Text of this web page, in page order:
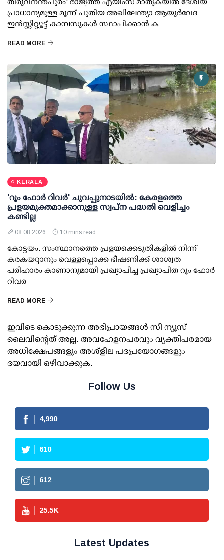
പ്രാധാന്യമുള്ള മൂന്ന് പുതിയ അഖിലേന്ത്യാ ആയുര്‍വേദ
ഇന്‍സ്റ്റിറ്റ്യൂട്ട് കാമ്പസുകള്‍ സ്ഥാപിക്കാന്‍ ക
READ MORE
KERALA
'റൂം ഫോര്‍ റിവര്‍' ചുവപ്പുനാടയില്‍: കേരളത്തെ
പ്രളയമുക്തമാക്കാനുള്ള സ്വപ്ന പദ്ധതി വെളിച്ചം
കണ്ടില്ല
08 08 2026 10 mins read
കോട്ടയം: സംസ്ഥാനത്തെ പ്രളയക്കെടുതികളില്‍ നിന്ന്
കരകയറ്റാനും വെള്ളപ്പൊക്ക ഭീഷണിക്ക് ശാശ്വത
പരിഹാരം കാണാനുമായി പ്രഖ്യാപിച്ച പ്രഖ്യാപിത റൂം ഫോര്‍
റിവര
READ MORE
ഇവിടെ കൊടുക്കുന്ന അഭിപ്രായങ്ങള്‍ സീ ന്യൂസ്
ലൈവിന്റെത് അല്ല. അവഹേളനപരവും വ്യക്തിപരമായ
അധിക്ഷേപങ്ങളും അശ്‌ളീല പദപ്രയോഗങ്ങളും
ദയവായി ഒഴിവാക്കുക.
Follow Us
4,990
610
612
25.5K
Latest Updates